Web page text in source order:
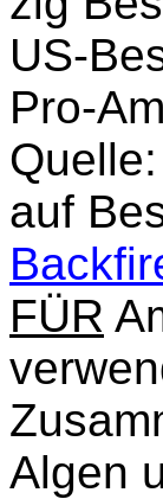
US-
Pro-
Quelle:
auf
FÜR
Algen